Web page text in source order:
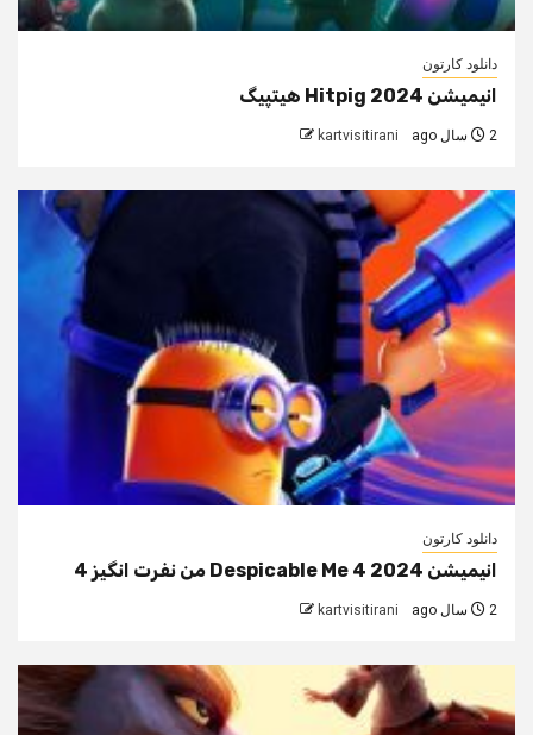
دانلود کارتون
انیمیشن Hitpig 2024 هیتپیگ
2 سال ago kartvisitirani
دانلود کارتون
انیمیشن Despicable Me 4 2024 من نفرت انگیز 4
2 سال ago kartvisitirani